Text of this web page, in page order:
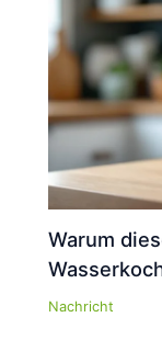
Warum
Nachricht